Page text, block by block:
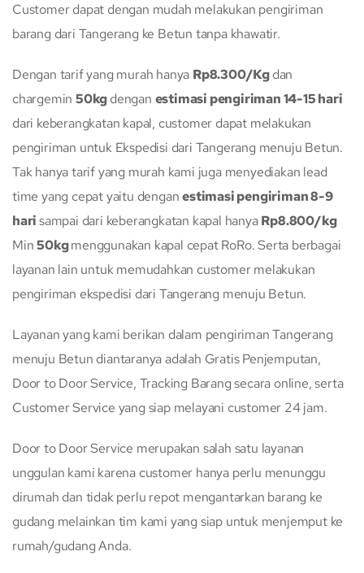
Customer dapat dengan mudah melakukan pengiriman
barang dari Tangerang ke Betun tanpa khawatir.
Dengan tarif yang murah hanya Rp8.300/Kgdan
chargemin50kgdengan estimasi pengiriman 14-15 hari
dari keberangkatan kapal, customer dapat melakukan
pengiriman untuk Ekspedisi dari Tangerang menuju Betun.
Tak hanya tarif yang murah kami juga menyediakan lead
time yang cepat yaitu denganestimasi pengiriman 8-9
harisampai dari keberangkatan kapal hanyaRp8.800/kg
Min50kgmenggunakan kapal cepat RoRo. Serta berbagai
layanan lain untuk memudahkan customer melakukan
pengiriman ekspedisi dari Tangerang menuju Betun.
Layanan yang kami berikan dalam pengiriman Tangerang
menuju Betun diantaranya adalah Gratis Penjemputan,
Door to Door Service, Tracking Barang secara online, serta
Customer Service yang siap melayani customer 24 jam.
Door to Door Service merupakan salah satu layanan
unggulan kami karena customer hanya perlu menunggu
dirumah dan tidak perlu repot mengantarkan barang ke
gudang melainkan tim kami yang siap untuk menjemput ke
rumah/gudang Anda.